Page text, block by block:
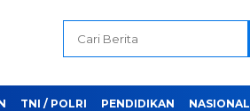
TNI / POLRI PENDIDIKAN NASIONAL